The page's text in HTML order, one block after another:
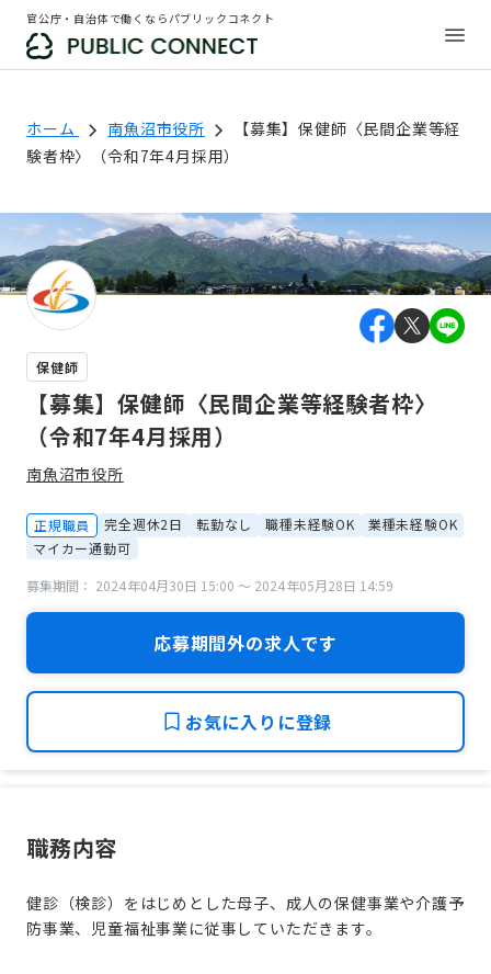
官公庁・自治体で働くならパブリックコネクト
ホーム 南魚沼市役所
【募集】保健師〈民間企業等経
験者枠〉（令和7年4月採用）
保健師
【募集】保健師〈民間企業等経験者枠〉
（令和7年4月採用）
南魚沼市役所
正規職員 完全週休2日 転勤なし 職種未経験OK
業種未経験OK
マイカー通勤可
募集期間： 2024年04月30日 15:00 〜 2024年05月28日 14:59
応募期間外の求人です
お気に入りに登録
職務内容
健診（検診）をはじめとした母子、成人の保健事業や介護予
防事業、児童福祉事業に従事していただきます。